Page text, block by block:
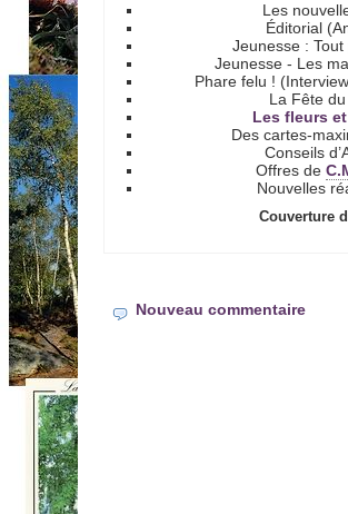
Les
Éditorial
Jeunesse :
Jeunesse - Les
Phare felu !
La Fête
Les fleurs
Des cartes-
Conseils
Offres de
Nouvelles
Couverture
Nouveau commentaire